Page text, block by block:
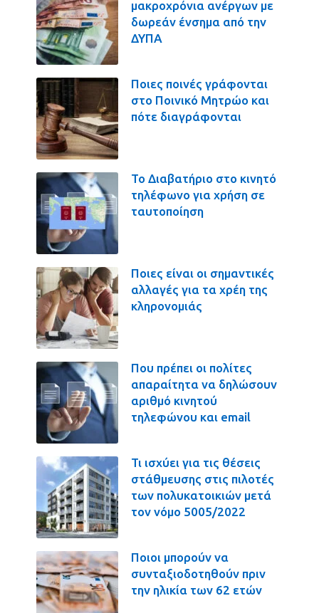
μακροχρόνια ανέργων με
δωρεάν ένσημα από την
ΔΥΠΑ
Ποιες ποινές γράφονται
στο Ποινικό Μητρώο και
πότε διαγράφονται
Το Διαβατήριο στο κινητό
τηλέφωνο για χρήση σε
ταυτοποίηση
Ποιες είναι οι σημαντικές
αλλαγές για τα χρέη της
κληρονομιάς
Που πρέπει οι πολίτες
απαραίτητα να δηλώσουν
αριθμό κινητού
τηλεφώνου και email
Τι ισχύει για τις θέσεις
στάθμευσης στις πιλοτές
των πολυκατοικιών μετά
τον νόμο 5005/2022
Ποιοι μπορούν να
συνταξιοδοτηθούν πριν
την ηλικία των 62 ετών